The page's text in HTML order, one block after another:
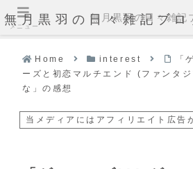
無月黒羽の日々雑記ブロ
Home interest
「
ーズと初恋マルチエンド (ファンタ
な」の感想
当メディアにはアフィリエイト広告
メニュー
無月黒羽の日々雑記